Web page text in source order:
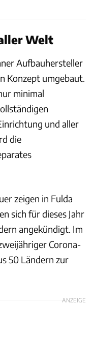
Welt
Aufbauhersteller
Konzept umgebaut.
minimal
und aller
die
zeigen in Fulda
sich für dieses Jahr
angekündigt. Im
Corona-
50 Ländern zur
ANZEIGE